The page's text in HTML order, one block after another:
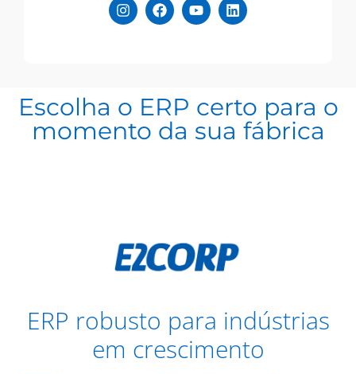
Escolha o ERP certo para o
momento da sua fábrica
ERP robusto para indústrias
em crescimento